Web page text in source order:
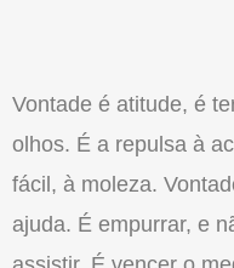
Vontade é atitude, é
olhos. É a repulsa à
fácil, à moleza.
ajuda. É empurrar, e